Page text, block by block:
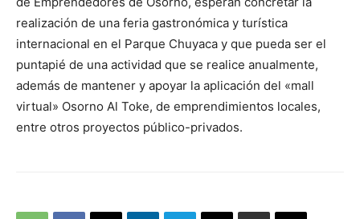
realización de una feria gastronómica y turística
internacional en el Parque Chuyaca y que pueda ser el
puntapié de una actividad que se realice anualmente,
además de mantener y apoyar la aplicación del «mall
virtual» Osorno Al Toke, de emprendimientos locales,
entre otros proyectos público-privados.